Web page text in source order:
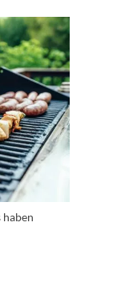
haben